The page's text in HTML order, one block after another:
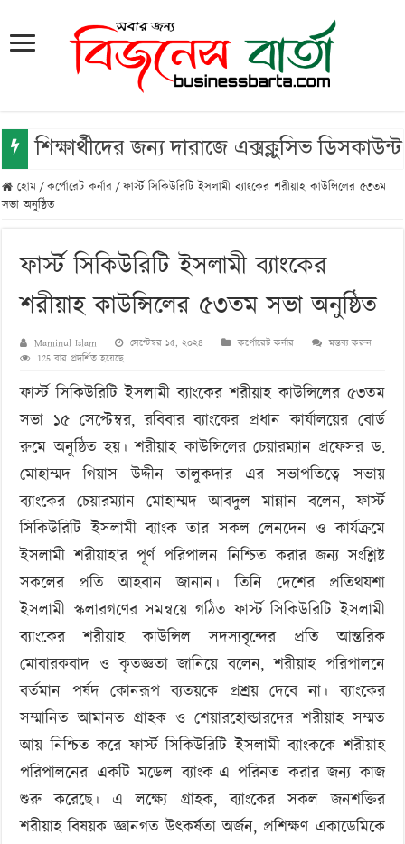
শিক্ষার্থীদের জন্য দারাজে এক্সক্লুসিভ
হোম /কর্পোরেট কর্নার /ফার্স্ট সিকিউরিটি ইসলামী ব্যাংকের শরীয়াহ কাউন্সিলের ৫৩তম
সভা অনুষ্ঠিত
ফার্স্ট সিকিউরিটি ইসলামী ব্যাংকের
শরীয়াহ কাউন্সিলের ৫৩তম সভা অনুষ্ঠিত
Maminul Islam সেপ্টেম্বর ১৫, ২০২৪ কর্পোরেট কর্নার
মন্তব্য করুন
125 বার প্রদর্শিত হয়েছে
ফার্স্ট সিকিউরিটি ইসলামী ব্যাংকের শরীয়াহ কাউন্সিলের ৫৩তম
সভা ১৫ সেপ্টেম্বর, রবিবার ব্যাংকের প্রধান কার্যালয়ের বোর্ড
রুমে অনুষ্ঠিত হয়। শরীয়াহ কাউন্সিলের চেয়ারম্যান প্রফেসর ড.
মোহাম্মদ গিয়াস উদ্দীন তালুকদার এর সভাপতিত্বে সভায়
ব্যাংকের চেয়ারম্যান মোহাম্মদ আবদুল মান্নান বলেন, ফার্স্ট
সিকিউরিটি ইসলামী ব্যাংক তার সকল লেনদেন ও কার্যক্রমে
ইসলামী শরীয়াহ’র পূর্ণ পরিপালন নিশ্চিত করার জন্য সংশ্লিষ্ট
সকলের প্রতি আহবান জানান। তিনি দেশের প্রতিথযশা
ইসলামী স্কলারগণের সমন্বয়ে গঠিত ফার্স্ট সিকিউরিটি ইসলামী
ব্যাংকের শরীয়াহ কাউন্সিল সদস্যবৃন্দের প্রতি আন্তরিক
মোবারকবাদ ও কৃতজ্ঞতা জানিয়ে বলেন, শরীয়াহ পরিপালনে
বর্তমান পর্ষদ কোনরূপ ব্যতয়কে প্রশ্রয় দেবে না। ব্যাংকের
সম্মানিত আমানত গ্রাহক ও শেয়ারহোল্ডারদের শরীয়াহ সম্মত
আয় নিশ্চিত করে ফার্স্ট সিকিউরিটি ইসলামী ব্যাংককে শরীয়াহ
পরিপালনের একটি মডেল ব্যাংক-এ পরিনত করার জন্য কাজ
শুরু করেছে। এ লক্ষ্যে গ্রাহক, ব্যাংকের সকল জনশক্তির
শরীয়াহ বিষয়ক জ্ঞানগত উৎকর্ষতা অর্জন, প্রশিক্ষণ একাডেমিকে